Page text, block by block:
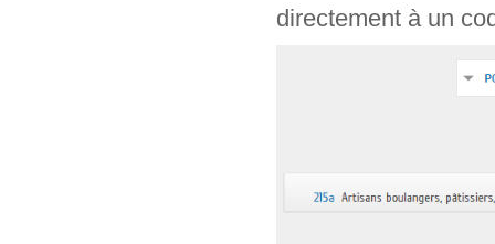
directement à un